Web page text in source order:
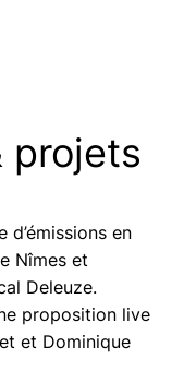
projets
d’émissions en
Nîmes et
Deleuze.
proposition live
et Dominique